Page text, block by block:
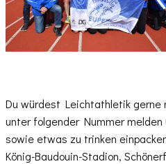
Du würdest Leichtathletik gerne
unter folgender Nummer
sowie etwas zu trinken
König-Baudouin-Stadion,